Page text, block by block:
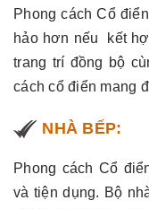
Phong cách Cổ
hảo hơn nếu kết
trang trí đồng bộ
cách cổ điển mang
NHÀ BẾP:
Phong cách Cổ
và tiện dụng. Bộ